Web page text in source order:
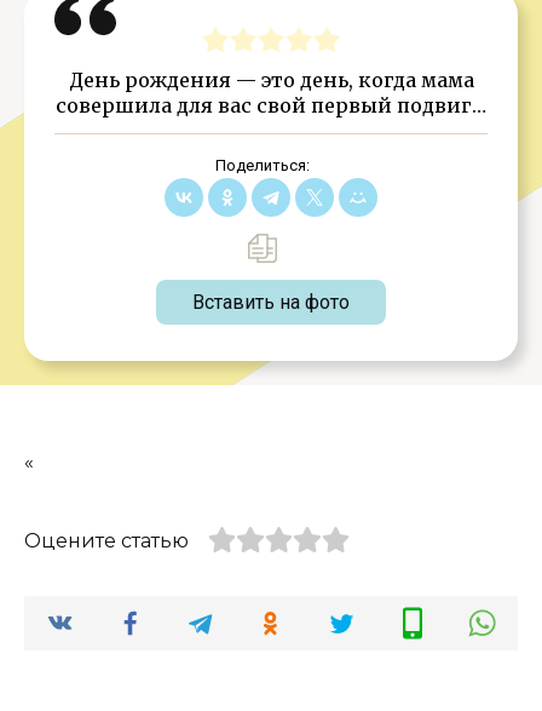
День рождения — это день, когда мама
совершила для вас свой первый подвиг…
Поделиться:
Вставить на фото
«
Оцените статью